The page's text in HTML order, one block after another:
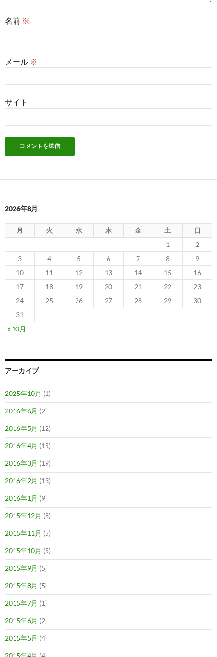
名前 ※
メール ※
サイト
2026年8月
月 火 水 木 金 土
日
1
2
3
4 5 6 7 8
9
10
11 12 13 14 15
16
17
18 19 20 21 22
23
24
25 26 27 28 29
30
31
« 10月
アーカイブ
2025年10月 (1)
2016年6月 (2)
2016年5月 (12)
2016年4月 (15)
2016年3月 (19)
2016年2月 (13)
2016年1月 (9)
2015年12月 (8)
2015年11月 (5)
2015年10月 (5)
2015年9月 (5)
2015年8月 (5)
2015年7月 (1)
2015年6月 (2)
2015年5月 (4)
2015年4月 (4)